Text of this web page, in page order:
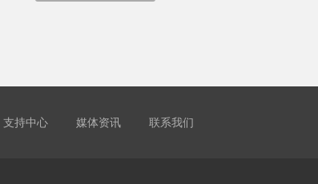
支持中心 媒体资讯 联系我们